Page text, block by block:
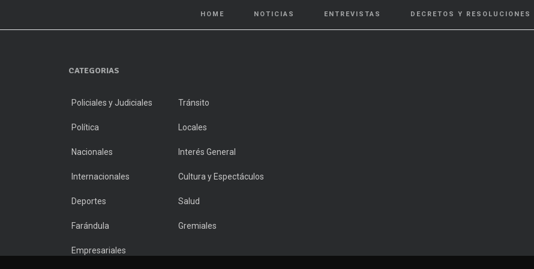
HOME NOTICIAS ENTREVISTAS DECRETOS Y RESOLUCIONES
CATEGORIAS
Policiales y Judiciales Tránsito
Política Locales
Nacionales Interés General
Internacionales Cultura y Espectáculos
Deportes Salud
Farándula Gremiales
Empresariales